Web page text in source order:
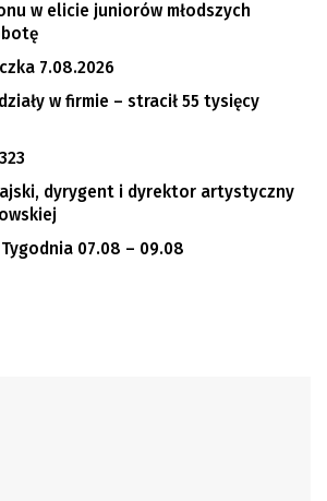
w elicie juniorów młodszych
7.08.2026
w firmie – stracił 55 tysięcy
dyrygent i dyrektor artystyczny
07.08 – 09.08